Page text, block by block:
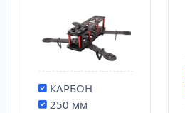
КАРБОН
250 мм